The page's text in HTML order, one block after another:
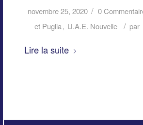
novembre 25, 2020 / 0
et Puglia, U.A.E. Nouvelle / par
Lire la suite